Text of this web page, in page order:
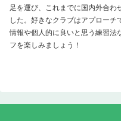
足を運び、これまでに国内外合わ
した。好きなクラブはアプロー
情報や個人的に良いと思う練習法
フを楽しみましょう！